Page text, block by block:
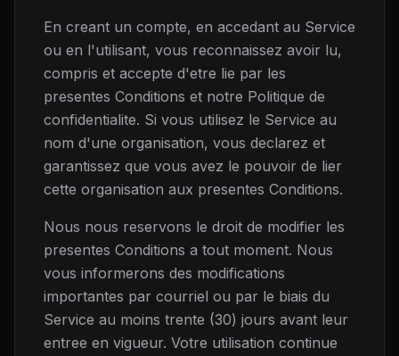
En creant un compte, en accedant au Service
ou en l'utilisant, vous reconnaissez avoir lu,
compris et accepte d'etre lie par les
presentes Conditions et notre Politique de
confidentialite. Si vous utilisez le Service au
nom d'une organisation, vous declarez et
garantissez que vous avez le pouvoir de lier
cette organisation aux presentes Conditions.
Nous nous reservons le droit de modifier les
presentes Conditions a tout moment. Nous
vous informerons des modifications
importantes par courriel ou par le biais du
Service au moins trente (30) jours avant leur
entree en vigueur. Votre utilisation continue